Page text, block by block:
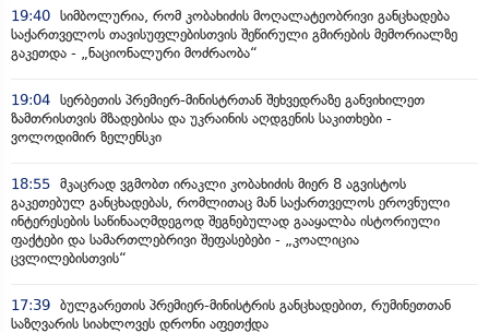
19:40 სიმბოლურია, რომ კობახიძის მოღალატეობრივი განცხადება
საქართველოს თავისუფლებისთვის შეწირული გმირების მემორიალზე
გაკეთდა - „ნაციონალური მოძრაობა“
19:04 სერბეთის პრემიერ-მინისტრთან შეხვედრაზე განვიხილეთ
ზამთრისთვის მზადებისა და უკრაინის აღდგენის საკითხები -
ვოლოდიმირ ზელენსკი
18:55 მკაცრად ვგმობთ ირაკლი კობახიძის მიერ 8 აგვისტოს
გაკეთებულ განცხადებას, რომლითაც მან საქართველოს ეროვნული
ინტერესების საწინააღმდეგოდ შეგნებულად გააყალბა ისტორიული
ფაქტები და სამართლებრივი შეფასებები - „კოალიცია
ცვლილებისთვის“
17:39 ბულგარეთის პრემიერ-მინისტრის განცხადებით, რუმინეთთან
საზღვარის სიახლოვეს დრონი აფეთქდა